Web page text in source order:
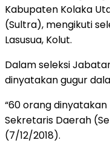
Kabupaten Kolaka
(Sultra), mengikuti
Lasusua, Kolut.
Dalam seleksi
dinyatakan gugur
“60 orang dinyatakan
Sekretaris Daerah
(7/12/2018).